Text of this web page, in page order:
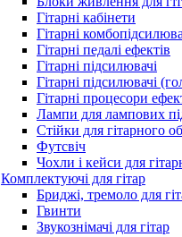
Гітарні кабінети
Гітарні
Гітарні педалі ефектів
Гітарні підсилювачі
Гітарні підсилювачі
Гітарні процесори
Лампи для лампових
Стійки для гітарного
Футсвіч
Чохли і кейси для
Комплектуючі для гітар
Бриджі, тремоло для
Гвинти
Звукознімачі для гітар